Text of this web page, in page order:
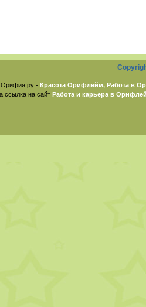
- Красота Орифлейм, Работа в
ссылка на сайт Работа и карьера в